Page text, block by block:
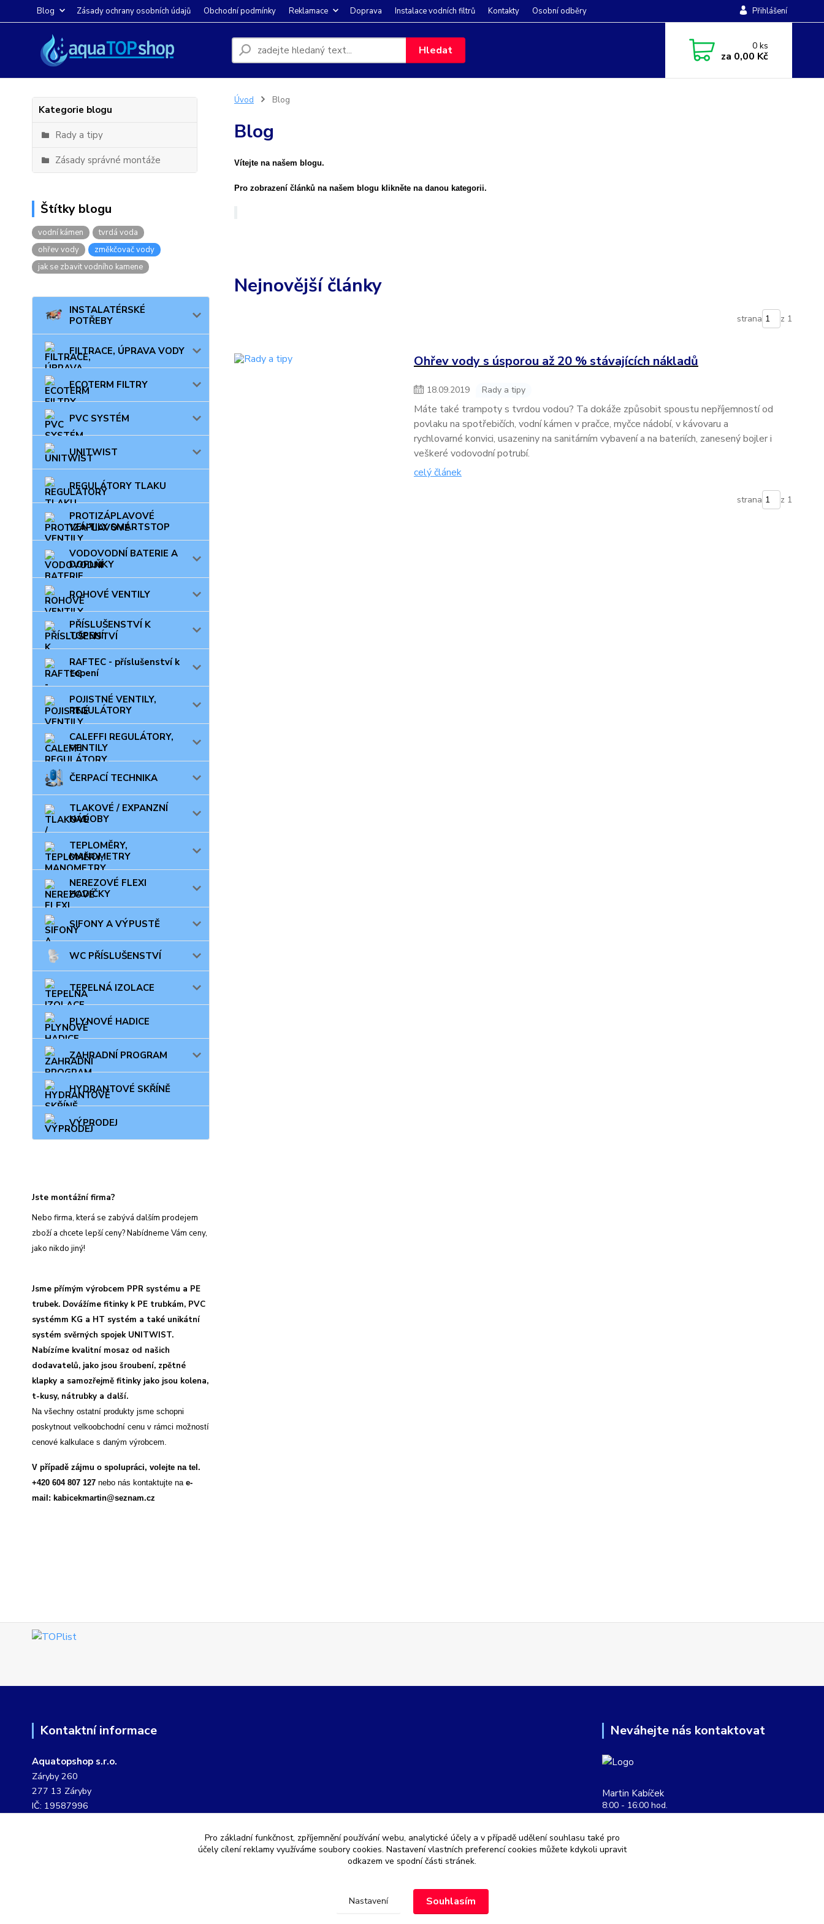
Blog Zásady ochrany osobních údajů Obchodní podmínky Reklamace Doprava Instalace vodních filtrů Kontakty Osobní odběry Přihlášení
Hledat 0ks
za 0,00 Kč
Kategorie blogu
Rady a tipy
Zásady správné montáže
Štítky blogu
vodní kámen
tvrdá voda
ohřev vody
změkčovač vody
jak se zbavit vodního kamene
INSTALATÉRSKÉ
POTŘEBY
FILTRACE, ÚPRAVA VODY
ECOTERM FILTRY
PVC SYSTÉM
UNITWIST
REGULÁTORY TLAKU
PROTIZÁPLAVOVÉ
VENTILY SMARTSTOP
VODOVODNÍ BATERIE A
DOPLŇKY
ROHOVÉ VENTILY
PŘÍSLUŠENSTVÍ K
TOPENÍ
RAFTEC - příslušenství k
topení
POJISTNÉ VENTILY,
REGULÁTORY
CALEFFI REGULÁTORY,
VENTILY
ČERPACÍ TECHNIKA
TLAKOVÉ / EXPANZNÍ
NÁDOBY
TEPLOMĚRY,
MANOMETRY
NEREZOVÉ FLEXI
HADIČKY
SIFONY A VÝPUSTĚ
WC PŘÍSLUŠENSTVÍ
TEPELNÁ IZOLACE
PLYNOVÉ HADICE
ZAHRADNÍ PROGRAM
HYDRANTOVÉ SKŘÍNĚ
VÝPRODEJ
Jste montážní firma?
Nebo firma, která se zabývá dalším prodejem
zboží a chcete lepší ceny? Nabídneme Vám ceny,
jako nikdo jiný!
Jsme přímým výrobcem PPR systému a PE
trubek. Dovážíme fitinky k PE trubkám, PVC
systémm KG a HT systém a také unikátní
systém svěrných spojek UNITWIST.
Nabízíme kvalitní mosaz od našich
dodavatelů, jako jsou šroubení, zpětné
klapky a samozřejmě fitinky jako jsou kolena,
t-kusy, nátrubky a další.
Na všechny ostatní produkty jsme schopni
poskytnout velkoobchodní cenu v rámci možností
cenové kalkulace s daným výrobcem.
V případě zájmu o spolupráci, volejte na tel.
+420 604 807 127 nebo nás kontaktujte na e-
mail: kabicekmartin@seznam.cz
Úvod Blog
Blog
Vítejte na našem blogu.
Pro zobrazení článků na našem blogu klikněte na danou kategorii.
Nejnovější články
strana z 1
Ohřev vody s úsporou až 20 % stávajících nákladů
18.09.2019 Rady a tipy
Máte také trampoty s tvrdou vodou? Ta dokáže způsobit spoustu nepříjemností od
povlaku na spotřebičích, vodní kámen v pračce, myčce nádobí, v kávovaru a
rychlovarné konvici, usazeniny na sanitárním vybavení a na bateriích, zanesený bojler i
veškeré vodovodní potrubí.
celý článek
strana z 1
Kontaktní informace
Aquatopshop s.r.o.
Záryby 260
277 13 Záryby
IČ: 19587996
Neváhejte nás kontaktovat
Martin Kabíček
8:00 - 16:00 hod.
Pro základní funkčnost, zpříjemnění používání webu, analytické účely a v případě udělení souhlasu také pro
účely cílení reklamy využíváme soubory cookies. Nastavení vlastních preferencí cookies můžete kdykoli upravit
odkazem ve spodní části stránek.
Nastavení Souhlasím